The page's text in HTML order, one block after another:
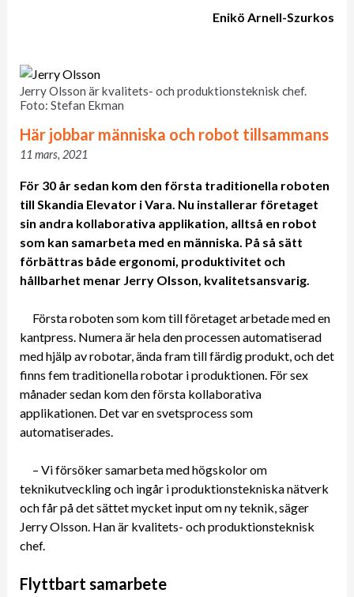
Enikö Arnell-Szurkos
Jerry Olsson är kvalitets- och produktionsteknisk chef.
Foto: Stefan Ekman
Här jobbar människa och robot tillsammans
11 mars, 2021
För 30 år sedan kom den första traditionella roboten
till Skandia Elevator i Vara. Nu installerar företaget
sin andra kollaborativa applikation, alltså en robot
som kan samarbeta med en människa. På så sätt
förbättras både ergonomi, produktivitet och
hållbarhet menar Jerry Olsson, kvalitetsansvarig.
Första roboten som kom till företaget arbetade med en
kantpress. Numera är hela den processen automatiserad
med hjälp av robotar, ända fram till färdig produkt, och det
finns fem traditionella robotar i produktionen. För sex
månader sedan kom den första kollaborativa
applikationen. Det var en svetsprocess som
automatiserades.
– Vi försöker samarbeta med högskolor om
teknikutveckling och ingår i produktionstekniska nätverk
och får på det sättet mycket input om ny teknik, säger
Jerry Olsson. Han är kvalitets- och produktionsteknisk
chef.
Flyttbart samarbete